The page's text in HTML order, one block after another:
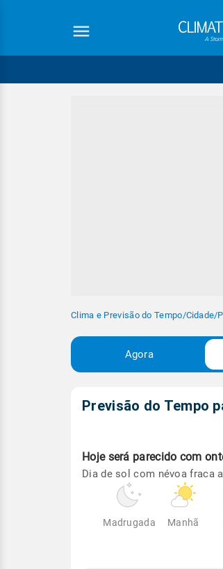
Clima e Previsão do Tempo/Cidade/
Agora
Previsão do Tempo
Hoje será parecido com
Dia de sol com névoa fraca
Madrugada Manhã